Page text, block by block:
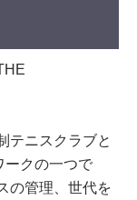
テニスクラブと
ークの一つで
の管理、世代を